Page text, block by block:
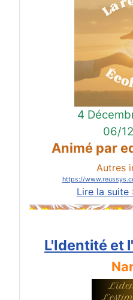
4
06/
Animé par
Autres
https://
Lire la suite
L'Identité et